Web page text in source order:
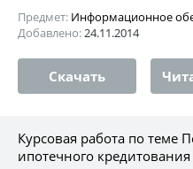
Предмет: Информационное
Добавлено:24.11.2014
Скачать
Курсовая работа по теме
ипотечного